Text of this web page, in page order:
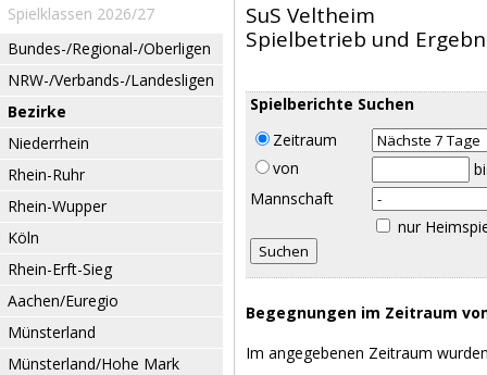
Spielklassen 2026/27
Bundes-/Regional-/Oberligen
NRW-/Verbands-/Landesligen
Bezirke
Niederrhein
Rhein-Ruhr
Rhein-Wupper
Köln
Rhein-Erft-Sieg
Aachen/Euregio
Münsterland
Münsterland/Hohe Mark
SuS Veltheim
Spielbetrieb und
Spielberichte Suchen
Zeitraum
von
Mannschaft
nur
Begegnungen im Zeitraum
Im angegebenen Zeitraum